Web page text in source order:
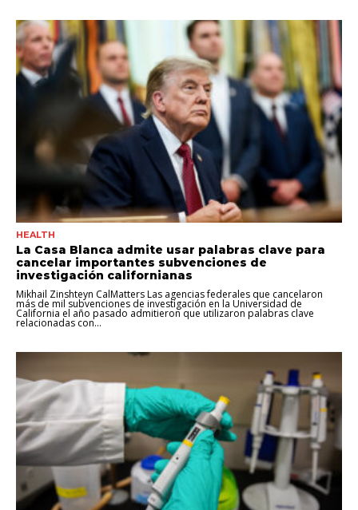
HEALTH
La Casa Blanca admite usar palabras clave para
cancelar importantes subvenciones de
investigación californianas
Mikhail Zinshteyn CalMatters Las agencias federales que cancelaron
más de mil subvenciones de investigación en la Universidad de
California el año pasado admitieron que utilizaron palabras clave
relacionadas con...